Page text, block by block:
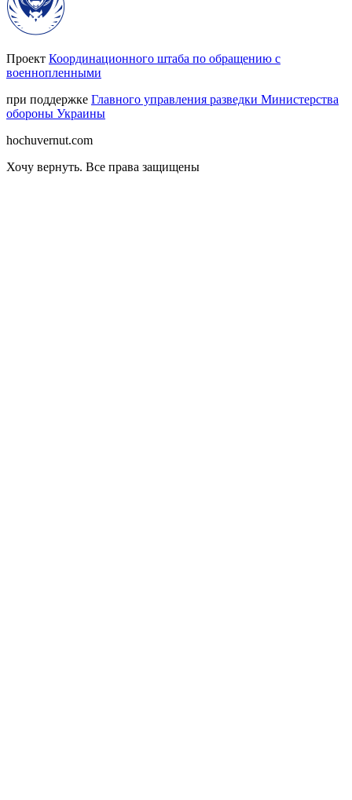
Проект Координационного штаба по обращению с
военнопленными
при поддержке Главного управления разведки Министерства
обороны Украины
hochuvernut.com
Хочу вернуть. Все права защищены